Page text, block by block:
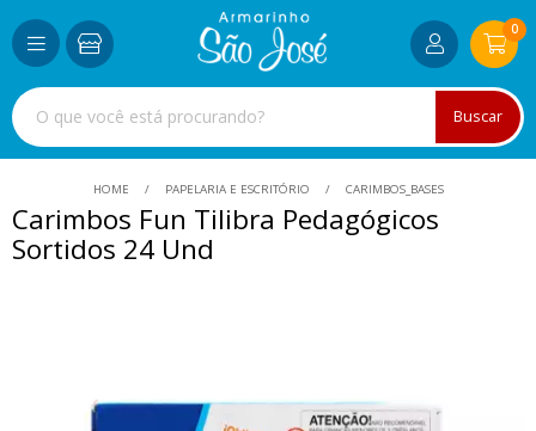
Buscar
0
HOME PAPELARIA E ESCRITÓRIO CARIMBOS_BASES
Carimbos Fun Tilibra Pedagógicos
Sortidos 24 Und